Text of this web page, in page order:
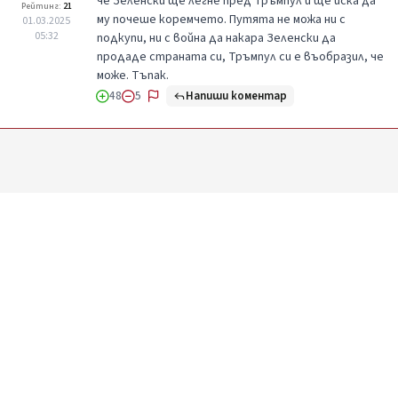
Рейтинг: 21
01.03.2025
05:32
му почеше коремчето. Путята не можа ни с
подкупи, ни с война да накара Зеленски да
продаде страната си, Тръмпул си е въобразил, че
може. Тъпак.
48 5 Напиши коментар